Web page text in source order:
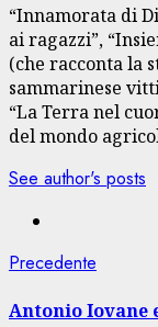
“Innamorata di
ai ragazzi”,
(che racconta la
sammarinese
“La Terra nel
del mondo
See author's posts
Navigazione
articolo
Precedente
Antonio Iovane